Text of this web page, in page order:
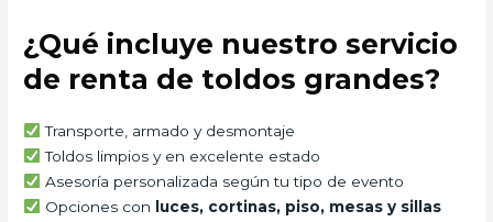
¿Qué incluye nuestro servicio
de renta de toldos grandes?
Transporte, armado y desmontaje
Toldos limpios y en excelente estado
Asesoría personalizada según tu tipo de evento
Opciones con
luces, cortinas, piso, mesas y sillas